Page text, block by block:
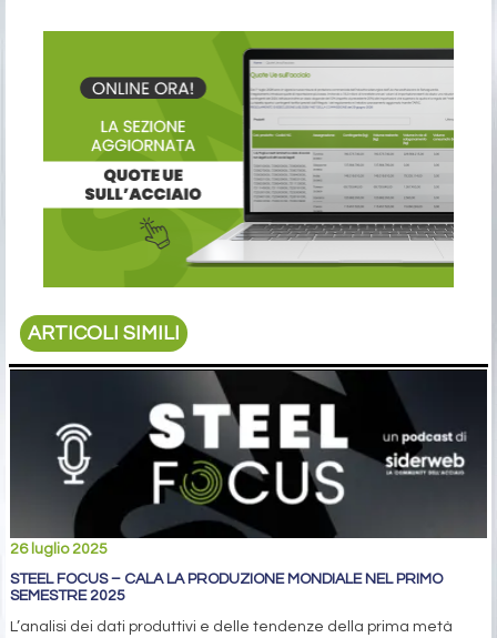
ARTICOLI SIMILI
26 luglio 2025
STEEL FOCUS – CALA LA PRODUZIONE MONDIALE NEL PRIMO
SEMESTRE 2025
L’analisi dei dati produttivi e delle tendenze della prima metà